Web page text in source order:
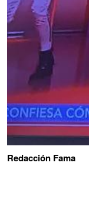
Redacción Fama